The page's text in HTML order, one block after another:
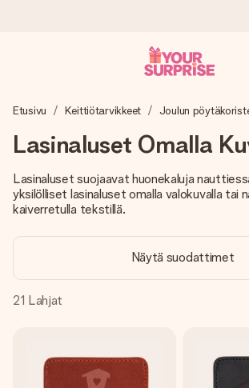
Valmistamme lahjasi huolella ja
merkitystä.
4,8 (+15 000 arvostelun
Lahjamme inspiroivat. Asiakkaiden
nopeammin kuin ehdit sanoa “yllätys!”
Etusivu Keittiötarvikkeet Joulun
Lasinaluset Omalla
Lasinaluset suojaavat huonekaluja
yksilölliset lasinaluset omalla valokuvalla tai
kaiverretulla tekstillä.
Näytä suodattimet
21 Lahjat